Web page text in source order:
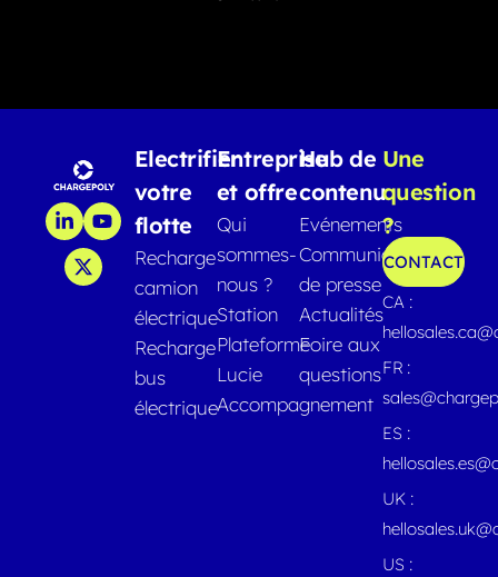
Electrifier
votre
flotte
Recharge
camion
électrique
Recharge
bus
électrique
Entreprise
et offre
Qui
sommes-
nous ?
Station
Plateforme
Lucie
Accompagnement
Hub de
contenu
Evénements
Communiqués
de presse
Actualités
Foire aux
questions
Une
question
?
CONTACT
CA :
FR :
ES :
UK :
US :